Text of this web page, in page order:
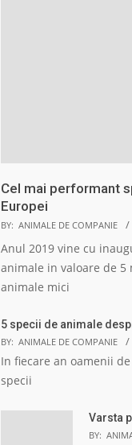
Cel mai performant
Europei
BY: ANIMALE DE COMPANIE
Anul 2019 vine cu
animale in valoare de 5
animale mici
5 specii de animale
BY: ANIMALE DE COMPANIE
In fiecare an oamenii
specii
Varsta
BY: